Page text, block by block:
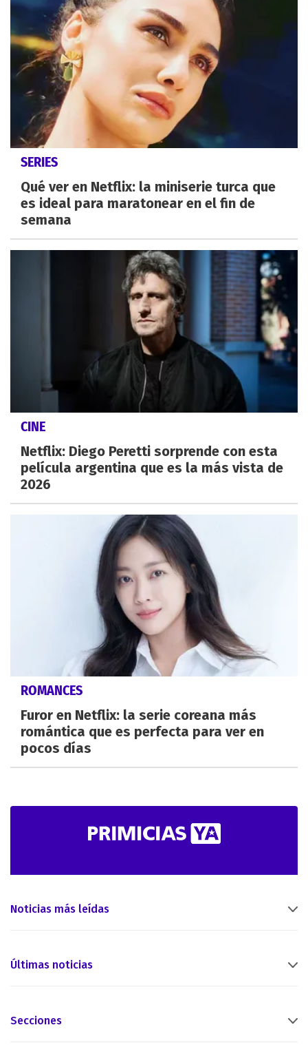
SERIES
Qué ver en Netflix: la miniserie turca que
es ideal para maratonear en el fin de
semana
CINE
Netflix: Diego Peretti sorprende con esta
película argentina que es la más vista de
2026
ROMANCES
Furor en Netflix: la serie coreana más
romántica que es perfecta para ver en
pocos días
Noticias más leídas
Últimas noticias
Secciones